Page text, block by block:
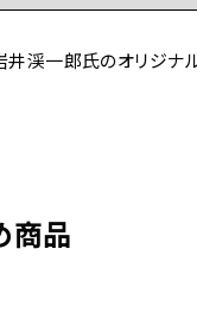
井渓一郎氏のオリジナ
商品